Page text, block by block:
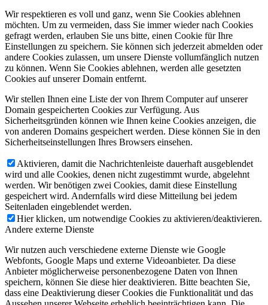
Wir respektieren es voll und ganz, wenn Sie Cookies ablehnen
möchten. Um zu vermeiden, dass Sie immer wieder nach Cookies
gefragt werden, erlauben Sie uns bitte, einen Cookie für Ihre
Einstellungen zu speichern. Sie können sich jederzeit abmelden oder
andere Cookies zulassen, um unsere Dienste vollumfänglich nutzen
zu können. Wenn Sie Cookies ablehnen, werden alle gesetzten
Cookies auf unserer Domain entfernt.
Wir stellen Ihnen eine Liste der von Ihrem Computer auf unserer
Domain gespeicherten Cookies zur Verfügung. Aus
Sicherheitsgründen können wie Ihnen keine Cookies anzeigen, die
von anderen Domains gespeichert werden. Diese können Sie in den
Sicherheitseinstellungen Ihres Browsers einsehen.
Aktivieren, damit die Nachrichtenleiste dauerhaft ausgeblendet
wird und alle Cookies, denen nicht zugestimmt wurde, abgelehnt
werden. Wir benötigen zwei Cookies, damit diese Einstellung
gespeichert wird. Andernfalls wird diese Mitteilung bei jedem
Seitenladen eingeblendet werden.
Hier klicken, um notwendige Cookies zu aktivieren/deaktivieren.
Andere externe Dienste
Wir nutzen auch verschiedene externe Dienste wie Google
Webfonts, Google Maps und externe Videoanbieter. Da diese
Anbieter möglicherweise personenbezogene Daten von Ihnen
speichern, können Sie diese hier deaktivieren. Bitte beachten Sie,
dass eine Deaktivierung dieser Cookies die Funktionalität und das